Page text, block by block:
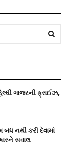
ગાજરની ફ્રાઈઝ,
નથી કરી દેવામાં
સવાલ